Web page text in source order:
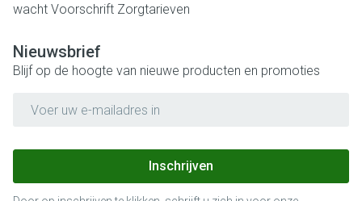
wacht Voorschrift Zorgtarieven
Nieuwsbrief
Blijf op de hoogte van nieuwe producten en promoties
Inschrijven